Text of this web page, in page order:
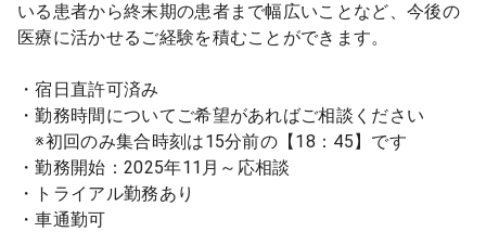
いる患者から終末期の患者まで幅広いことなど、今後の
医療に活かせるご経験を積むことができます。
・宿日直許可済み
・勤務時間についてご希望があればご相談ください
※初回のみ集合時刻は15分前の【18：45】です
・勤務開始：2025年11月～応相談
・トライアル勤務あり
・車通勤可